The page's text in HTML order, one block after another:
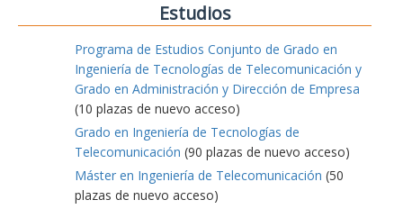
Estudios
Programa de Estudios Conjunto de Grado en
Ingeniería de Tecnologías de Telecomunicación y
Grado en Administración y Dirección de Empresa
(10 plazas de nuevo acceso)
Grado en Ingeniería de Tecnologías de
Telecomunicación (90 plazas de nuevo acceso)
Máster en Ingeniería de Telecomunicación (50
plazas de nuevo acceso)